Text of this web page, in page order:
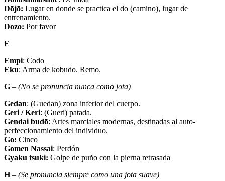
Dōjō: Lugar en donde se practica el do (camino), lugar de
entrenamiento.
Dozo: Por favor
E
Empi: Codo
Eku: Arma de kobudo. Remo.
G – (No se pronuncia nunca como jota)
Gedan: (Guedan) zona inferior del cuerpo.
Geri / Keri: (Gueri) patada.
Gendai budō: Artes marciales modernas, destinadas al auto-
perfeccionamiento del individuo.
Go: Cinco
Gomen Nassai: Perdón
Gyaku tsuki: Golpe de puño con la pierna retrasada
H– (Se pronuncia siempre como una jota suave)